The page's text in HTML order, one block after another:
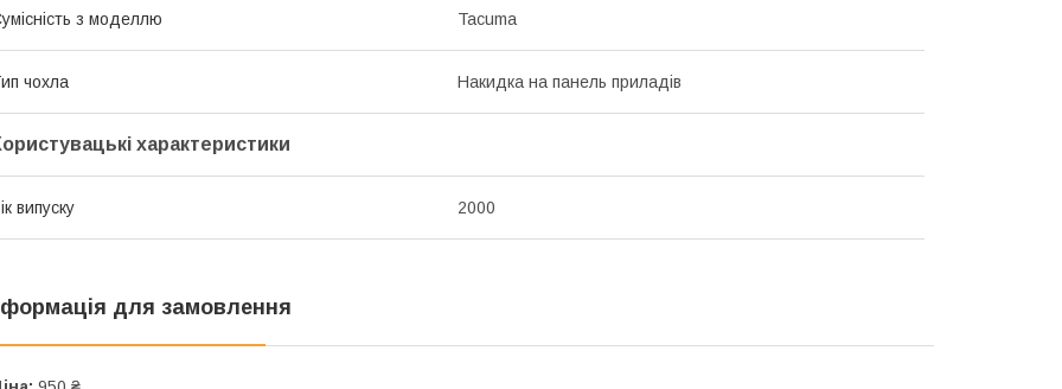
з моделлю Tacuma
чохла Накидка на панель приладів
характеристики
випуску 2000
для замовлення